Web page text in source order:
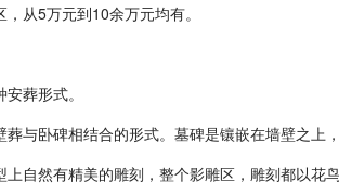
，从5万元到10余万元均有。
葬形式。
与卧碑相结合的形式。墓碑是镶嵌在墙壁之上
自然有精美的雕刻，整个影雕区，雕刻都以花